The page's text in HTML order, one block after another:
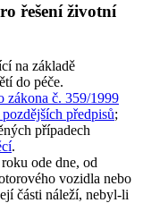
řešení životní
na základě
do péče.
zákona č. 359/1999
předpisů;
případech
.
ode dne, od
vozidla nebo
části náleží, nebyl-li